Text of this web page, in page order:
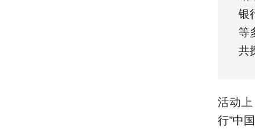
银
等
共
活动
行”中